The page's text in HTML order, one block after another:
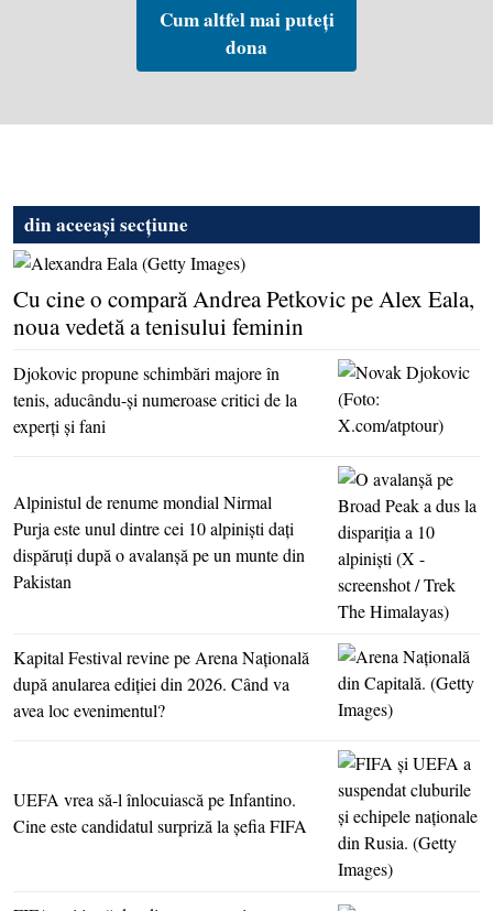
Cum altfel mai puteți
dona
din aceeași secțiune
Cu cine o compară Andrea Petkovic pe Alex Eala,
noua vedetă a tenisului feminin
Djokovic propune schimbări majore în
tenis, aducându-şi numeroase critici de la
experţi şi fani
Alpinistul de renume mondial Nirmal
Purja este unul dintre cei 10 alpinişti daţi
dispăruţi după o avalanşă pe un munte din
Pakistan
Kapital Festival revine pe Arena Naţională
după anularea ediţiei din 2026. Când va
avea loc evenimentul?
UEFA vrea să-l înlocuiască pe Infantino.
Cine este candidatul surpriză la şefia FIFA